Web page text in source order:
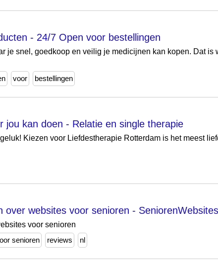
- 24/7 Open voor bestellingen
je snel, goedkoop en veilig je medicijnen kan kopen. Dat is
voor bestellingen
jou kan doen - Relatie en single therapie
Kiezen voor Liefdestherapie Rotterdam is het meest
over websites voor senioren -
voor senioren
senioren reviews nl